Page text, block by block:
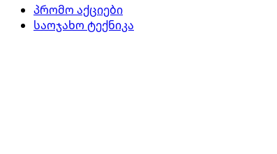
პრომო აქციები
საოჯახო ტექნიკა